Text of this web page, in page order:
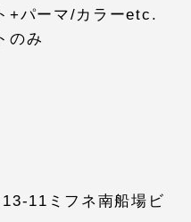
+パーマ/カラーetc.
のみ
13-11 ミフネ南船場ビ